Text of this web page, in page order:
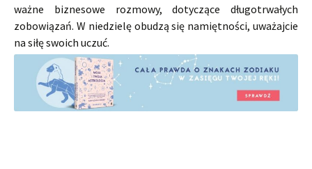
ważne biznesowe rozmowy, dotyczące długotrwałych
zobowiązań. W niedzielę obudzą się namiętności, uważajcie
na siłę swoich uczuć.